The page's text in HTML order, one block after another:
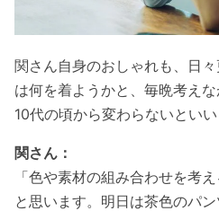
関さん自身のおしゃれも、日々
は何を着ようかと、毎晩考えな
10代の頃から変わらないといい
関さん：
「色や素材の組み合わせを考
と思います。明日は茶色のパ